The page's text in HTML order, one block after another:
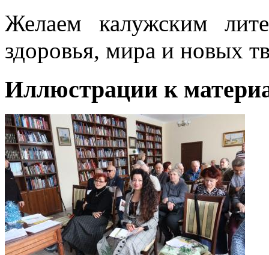
Желаем калужским
здоровья, мира и новых
Иллюстрации к